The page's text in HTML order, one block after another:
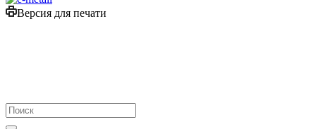
Версия для печати